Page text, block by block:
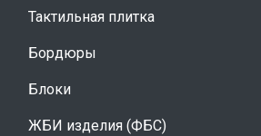
Тактильная плитка
Бордюры
Блоки
ЖБИ изделия (ФБС)